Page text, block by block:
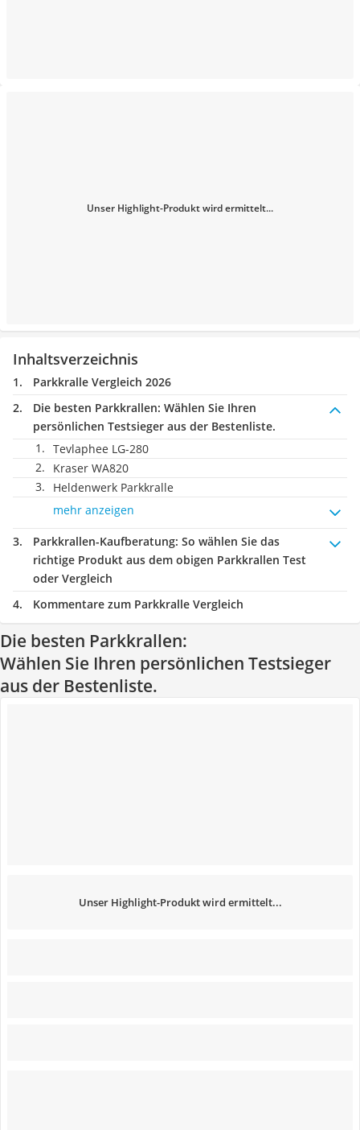
Unser Highlight-Produkt wird ermittelt...
Inhaltsverzeichnis
Parkkralle Vergleich 2026
Die besten Parkkrallen: Wählen Sie Ihren
persönlichen Testsieger aus der Bestenliste.
Tevlaphee LG-280
Kraser WA820
Heldenwerk Parkkralle
mehr anzeigen
Parkkrallen-Kaufberatung: So wählen Sie das
richtige Produkt aus dem obigen Parkkrallen Test
oder Vergleich
Kommentare zum Parkkralle Vergleich
Die besten Parkkrallen:
Wählen Sie Ihren persönlichen Testsieger
aus der Bestenliste.
Unser Highlight-Produkt wird ermittelt...